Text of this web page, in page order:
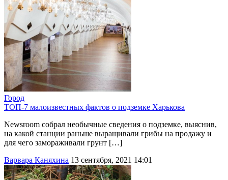
Город
ТОП-7 малоизвестных фактов о подземке Харькова
Newsroom собрал необычные сведения о подземке, выяснив,
на какой станции раньше выращивали грибы на продажу и
для чего замораживали грунт […]
Варвара Каняхина 13 сентября, 2021 14:01